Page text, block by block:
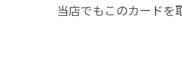
当店でもこのカードを